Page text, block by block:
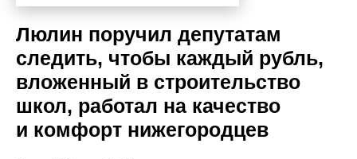
Люлин поручил депутатам
следить, чтобы каждый рубль,
вложенный в строительство
школ, работал на качество
и комфорт нижегородцев